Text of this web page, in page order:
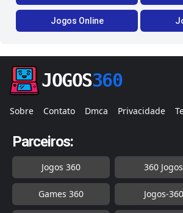
Jogos Online
JOGOS360
Sobre Contato Dmca Privacidade
Parceiros:
Jogos 360 360 Jogos
Games 360 Jogos-360